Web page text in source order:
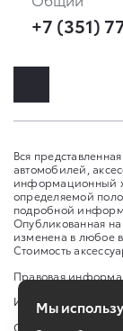
+7 (351)
Вся
автомобилей,
информационный
определяемой
подробной
Опубликованная
изменена в любое
Стоимость
Правовая
Изменить настройку
Сбросить cookie
Мы